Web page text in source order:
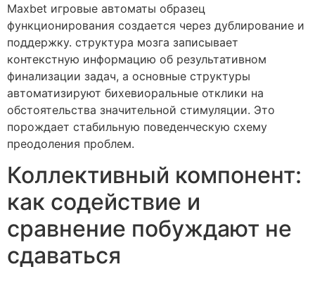
Maxbet игровые автоматы образец
функционирования создается через дублирование и
поддержку. структура мозга записывает
контекстную информацию об результативном
финализации задач, а основные структуры
автоматизируют бихевиоральные отклики на
обстоятельства значительной стимуляции. Это
порождает стабильную поведенческую схему
преодоления проблем.
Коллективный компонент:
как содействие и
сравнение побуждают не
сдаваться